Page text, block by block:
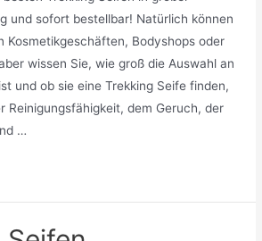
und sofort bestellbar! Natürlich können
Kosmetikgeschäften, Bodyshops oder
wissen Sie, wie groß die Auswahl an
und ob sie eine Trekking Seife finden,
Reinigungsfähigkeit, dem Geruch, der
…